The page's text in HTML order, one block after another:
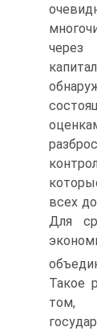
всех
Для
Такое
том,